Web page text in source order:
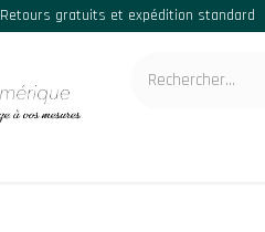
Retours gratuits et expédition standard